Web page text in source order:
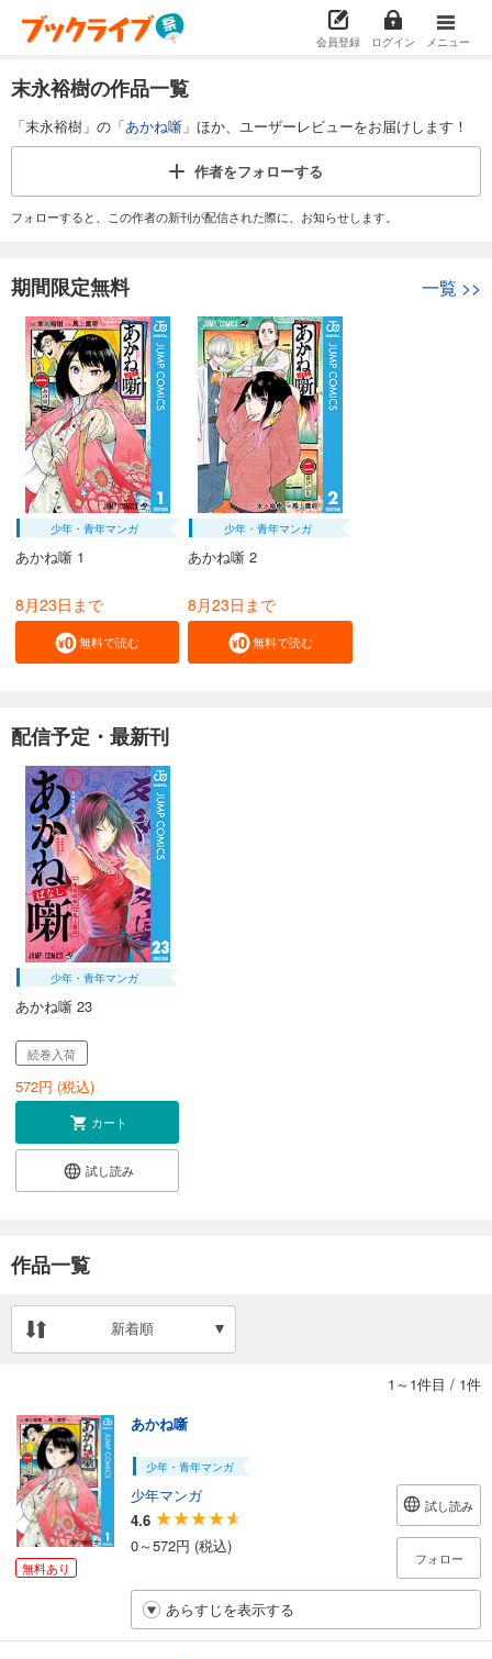
会員登録 ログイン メニュー
末永裕樹の作品一覧
「末永裕樹」の「あかね噺 」ほか、ユーザーレビューをお届けします！
作者をフォローする
フォローすると、この作者の新刊が配信された際に、お知らせします。
期間限定無料 一覧 >>
少年・青年マンガ
あかね噺 1
8月23日まで
無料で読む
少年・青年マンガ
あかね噺 2
8月23日まで
無料で読む
配信予定・最新刊
少年・青年マンガ
あかね噺 23
続巻入荷
572円 (税込)
カート
試し読み
作品一覧
新着順
1～1件目 / 1件
無料あり
あかね噺
少年・青年マンガ
少年マンガ
4.6
0～572円 (税込)
試し読み
フォロー
あらすじを表示する